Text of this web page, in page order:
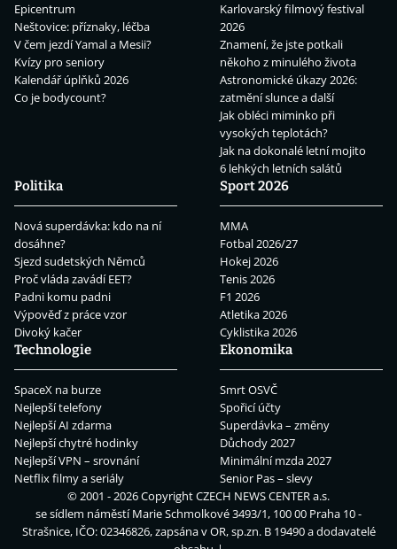
Epicentrum
Neštovice: příznaky, léčba
V čem jezdí Yamal a Mesii?
Kvízy pro seniory
Kalendář úplňků 2026
Co je bodycount?
Karlovarský filmový festival
2026
Znamení, že jste potkali
někoho z minulého života
Astronomické úkazy 2026:
zatmění slunce a další
Jak obléci miminko při
vysokých teplotách?
Jak na dokonalé letní mojito
6 lehkých letních salátů
Politika
Nová superdávka: kdo na ní
dosáhne?
Sjezd sudetských Němců
Proč vláda zavádí EET?
Padni komu padni
Výpověď z práce vzor
Divoký kačer
Sport 2026
MMA
Fotbal 2026/27
Hokej 2026
Tenis 2026
F1 2026
Atletika 2026
Cyklistika 2026
Technologie
SpaceX na burze
Nejlepší telefony
Nejlepší AI zdarma
Nejlepší chytré hodinky
Nejlepší VPN – srovnání
Netflix filmy a seriály
Ekonomika
Smrt OSVČ
Spořicí účty
Superdávka – změny
Důchody 2027
Minimální mzda 2027
Senior Pas – slevy
© 2001 - 2026 CopyrightCZECH NEWS CENTER a.s.
se sídlem náměstí Marie Schmolkové 3493/1, 100 00 Praha 10 -
Strašnice, IČO: 02346826, zapsána v OR, sp.zn. B 19490 a dodavatelé